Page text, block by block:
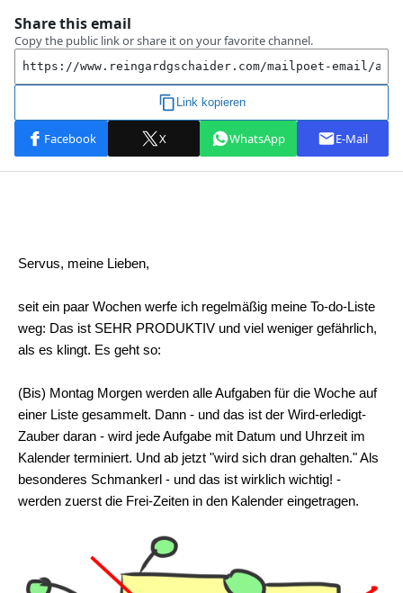
Servus, meine Lieben,
seit ein paar Wochen werfe ich regelmäßig meine To-do-Liste
weg: Das ist SEHR PRODUKTIV und viel weniger gefährlich,
als es klingt. Es geht so:
(Bis) Montag Morgen werden alle Aufgaben für die Woche auf
einer Liste gesammelt. Dann - und das ist der Wird-erledigt-
Zauber daran - wird jede Aufgabe mit Datum und Uhrzeit im
Kalender terminiert. Und ab jetzt "wird sich dran gehalten." Als
besonderes Schmankerl - und das ist wirklich wichtig! -
werden zuerst die Frei-Zeiten in den Kalender eingetragen.